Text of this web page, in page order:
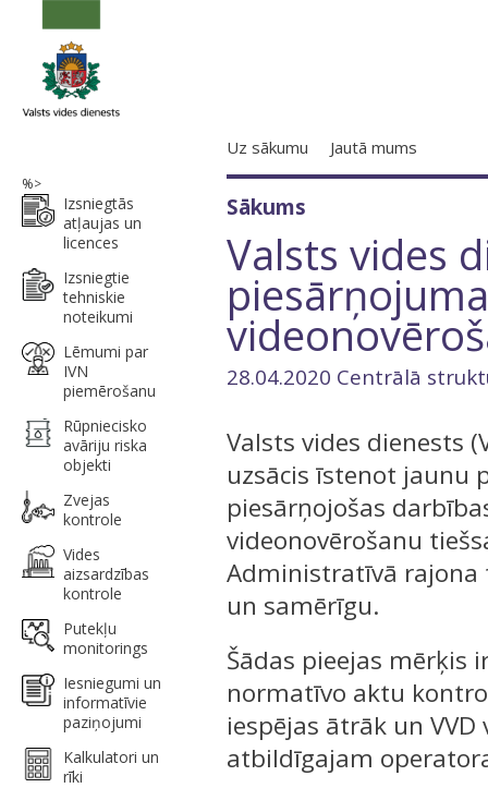
Uz sākumu Jautā mums
%>
Izsniegtās
atļaujas un
licences
Izsniegtie
tehniskie
noteikumi
Lēmumi par
IVN
piemērošanu
Rūpniecisko
avāriju riska
objekti
Zvejas
kontrole
Vides
aizsardzības
kontrole
Putekļu
monitorings
Iesniegumi un
informatīvie
paziņojumi
Kalkulatori un
rīki
Sākums
Valsts vides
28.04.2020 Centrālā
Valsts vides dienests
uzsācis īstenot jaunu
piesārņojošas
videonovērošanu
Administratīvā rajona
un samērīgu.
Šādas pieejas mērķis
normatīvo aktu
iespējas ātrāk un
atbildīgajam